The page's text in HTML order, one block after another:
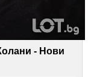
- Нови